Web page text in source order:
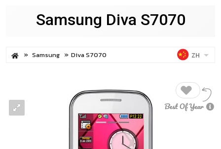
Samsung Diva S7070
Samsung Diva S7070 ZH